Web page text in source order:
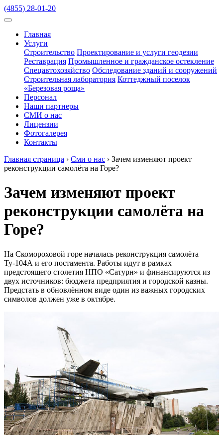
(4855) 28-01-20
Главная
Услуги
Строительство Проектирование и услуги геодезии
Реставрация Промышленное и гражданское остекление
Спецавтохозяйство Обследование зданий и сооружений
Строительная лаборатория Коттеджный поселок
«Березовая роща»
Персонал
Наши партнеры
СМИ о нас
Лицензии
Фотогалерея
Контакты
Главная страница › Сми о нас › Зачем изменяют проект
реконструкции самолёта на Горе?
Зачем изменяют проект
реконструкции самолёта на
Горе?
На Скомороховой горе началась реконструкция самолёта
Ту-104А и его постамента. Работы идут в рамках
предстоящего столетия НПО «Сатурн» и финансируются из
двух источников: бюджета предприятия и городской казны.
Предстать в обновлённом виде один из важных городских
символов должен уже в октябре.